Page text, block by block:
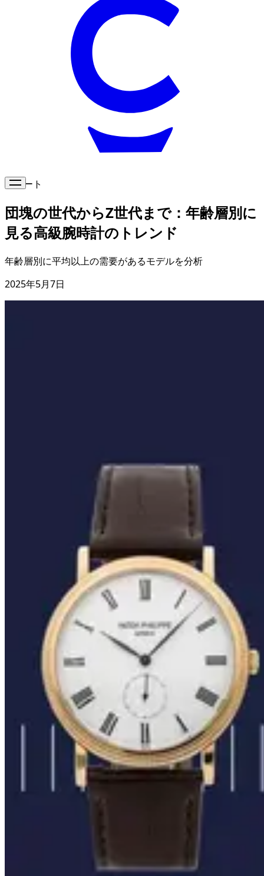
レポート
団塊の世代からZ世代まで：年齢層別に
見る高級腕時計のトレンド
年齢層別に平均以上の需要があるモデルを分析
2025年5月7日